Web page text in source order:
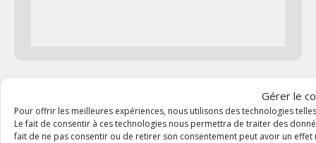
Gérer le
Pour offrir les meilleures expériences, nous utilisons des technologies
Le fait de consentir à ces technologies nous permettra de traiter des
fait de ne pas consentir ou de retirer son consentement peut avoir un
© 2026 Paroisse de Flayosc et d'Ampus - Tous droits réservés -Plan
du site-Mentions légales-Politique de confidentialité
Conception et réalisation : agenceBikloz